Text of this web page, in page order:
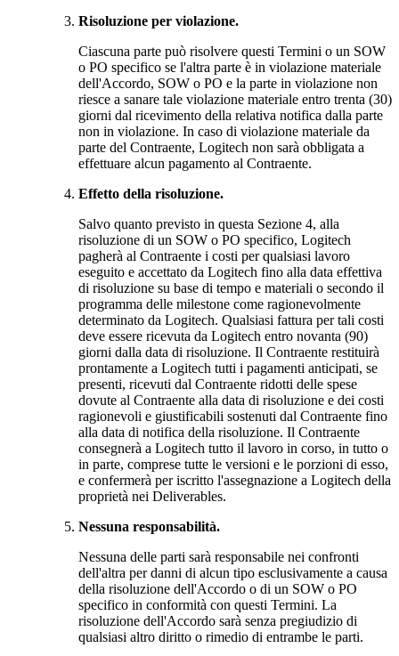
Risoluzione per violazione.
Ciascuna parte può risolvere questi Termini o un SOW
o PO specifico se l'altra parte è in violazione materiale
dell'Accordo, SOW o PO e la parte in violazione non
riesce a sanare tale violazione materiale entro trenta (30)
giorni dal ricevimento della relativa notifica dalla parte
non in violazione. In caso di violazione materiale da
parte del Contraente, Logitech non sarà obbligata a
effettuare alcun pagamento al Contraente.
Effetto della risoluzione.
Salvo quanto previsto in questa Sezione 4, alla
risoluzione di un SOW o PO specifico, Logitech
pagherà al Contraente i costi per qualsiasi lavoro
eseguito e accettato da Logitech fino alla data effettiva
di risoluzione su base di tempo e materiali o secondo il
programma delle milestone come ragionevolmente
determinato da Logitech. Qualsiasi fattura per tali costi
deve essere ricevuta da Logitech entro novanta (90)
giorni dalla data di risoluzione. Il Contraente restituirà
prontamente a Logitech tutti i pagamenti anticipati, se
presenti, ricevuti dal Contraente ridotti delle spese
dovute al Contraente alla data di risoluzione e dei costi
ragionevoli e giustificabili sostenuti dal Contraente fino
alla data di notifica della risoluzione. Il Contraente
consegnerà a Logitech tutto il lavoro in corso, in tutto o
in parte, comprese tutte le versioni e le porzioni di esso,
e confermerà per iscritto l'assegnazione a Logitech della
proprietà nei Deliverables.
Nessuna responsabilità.
Nessuna delle parti sarà responsabile nei confronti
dell'altra per danni di alcun tipo esclusivamente a causa
della risoluzione dell'Accordo o di un SOW o PO
specifico in conformità con questi Termini. La
risoluzione dell'Accordo sarà senza pregiudizio di
qualsiasi altro diritto o rimedio di entrambe le parti.